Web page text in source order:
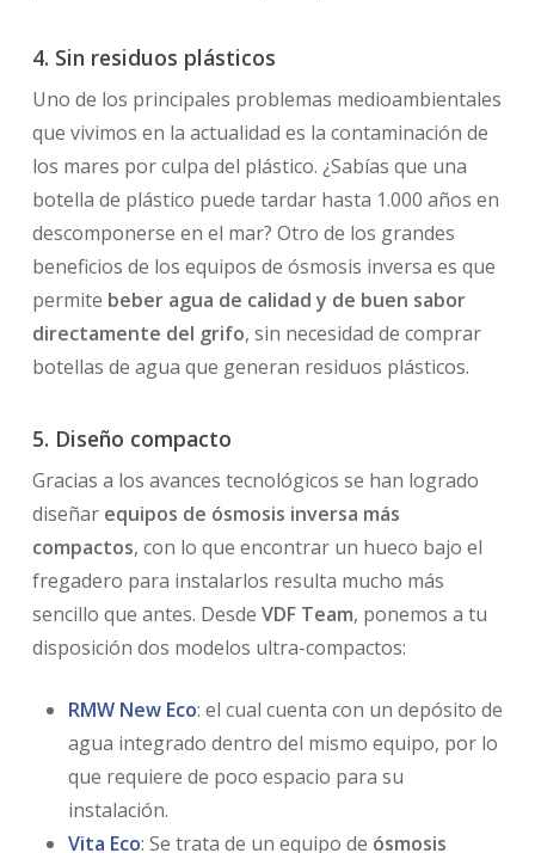
4. Sin residuos plásticos
Uno de los principales problemas medioambientales
que vivimos en la actualidad es la contaminación de
los mares por culpa del plástico. ¿Sabías que una
botella de plástico puede tardar hasta 1.000 años en
descomponerse en el mar? Otro de los grandes
beneficios de los equipos de ósmosis inversa es que
permite beber agua de calidad y de buen sabor
directamente del grifo, sin necesidad de comprar
botellas de agua que generan residuos plásticos.
5. Diseño compacto
Gracias a los avances tecnológicos se han logrado
diseñar equipos de ósmosis inversa más
compactos, con lo que encontrar un hueco bajo el
fregadero para instalarlos resulta mucho más
sencillo que antes. Desde VDF Team, ponemos a tu
disposición dos modelos ultra-compactos:
RMW New Eco: el cual cuenta con un depósito de
agua integrado dentro del mismo equipo, por lo
que requiere de poco espacio para su
instalación.
Vita Eco: Se trata de un equipo de ósmosis